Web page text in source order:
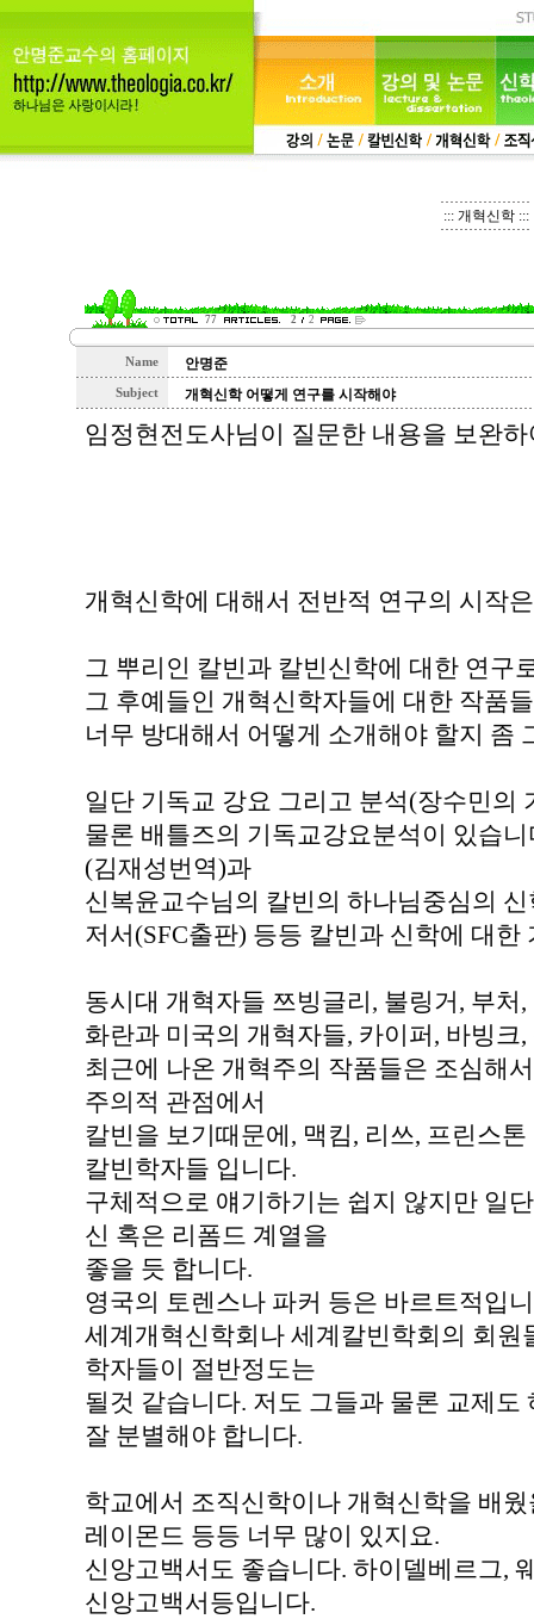
::: 개혁신학 :::
77 2 2
Name 안명준
Subject 개혁신학 어떻게 연구를 시작해야
임정현전도사님이 질문한 내용을 보완
개혁신학에 대해서 전반적 연구의 시작
그 뿌리인 칼빈과 칼빈신학에 대한 연구
그 후예들인 개혁신학자들에 대한 작품
너무 방대해서 어떻게 소개해야 할지 좀
일단 기독교 강요 그리고 분석(장수민의
물론 배틀즈의 기독교강요분석이 있습
(김재성번역)과
신복윤교수님의 칼빈의 하나님중심의
저서(SFC출판) 등등 칼빈과 신학에 대한
동시대 개혁자들 쯔빙글리, 불링거, 부처
화란과 미국의 개혁자들, 카이퍼, 바빙크
최근에 나온 개혁주의 작품들은 조심해
주의적 관점에서
칼빈을 보기때문에, 맥킴, 리쓰, 프린스
칼빈학자들 입니다.
구체적으로 얘기하기는 쉽지 않지만 일
신 혹은 리폼드 계열을
좋을 듯 합니다.
영국의 토렌스나 파커 등은 바르트적입
세계개혁신학회나 세계칼빈학회의 회
학자들이 절반정도는
될것 같습니다. 저도 그들과 물론 교제
잘 분별해야 합니다.
학교에서 조직신학이나 개혁신학을 배
레이몬드 등등 너무 많이 있지요.
신앙고백서도 좋습니다. 하이델베르그,
신앙고백서등입니다.